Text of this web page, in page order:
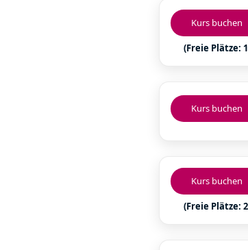
Kurs buchen
(Freie Plätze:
Kurs buchen
Kurs buchen
(Freie Plätze: